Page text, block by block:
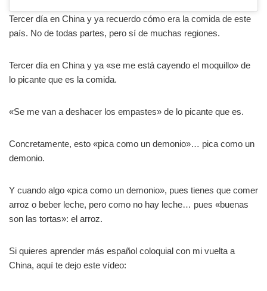
Tercer día en China y ya recuerdo cómo era la comida de este
país. No de todas partes, pero sí de muchas regiones.
Tercer día en China y ya «se me está cayendo el moquillo» de
lo picante que es la comida.
«Se me van a deshacer los empastes» de lo picante que es.
Concretamente, esto «pica como un demonio»… pica como un
demonio.
Y cuando algo «pica como un demonio», pues tienes que comer
arroz o beber leche, pero como no hay leche… pues «buenas
son las tortas»: el arroz.
Si quieres aprender más español coloquial con mi vuelta a
China, aquí te dejo este vídeo: